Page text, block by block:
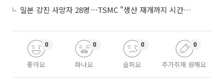
일본 강진 사망자 28명⋯TSMC "생산 재개까지 시간 필요해"
좋아요
0
화나요
0
슬퍼요
0
추가취재 원해요
0